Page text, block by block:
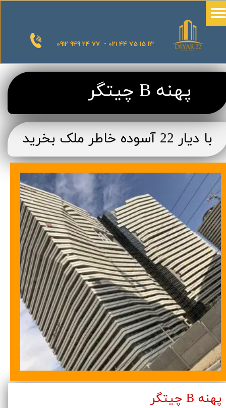
0912 949 24 77 - 021 44 75 15 13
پهنه B چیتگر
با دیار 22 آسوده خاطر ملک بخرید
پهنه B چیتگر